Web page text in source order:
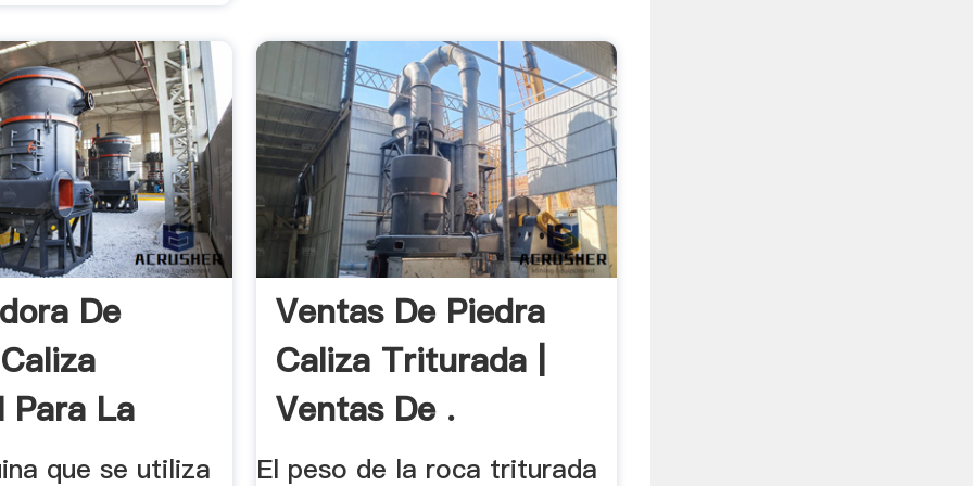
De
Para La
que se utiliza
Ventas De Piedra
Caliza Triturada |
Ventas De .
El peso de la roca triturada